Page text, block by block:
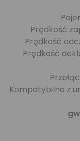
Prędkość
Prędkość
Prędkość
Kompatybilne z